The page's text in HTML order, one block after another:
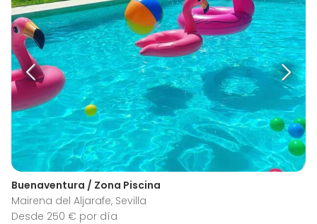
Buenaventura / Zona Piscina
Mairena del Aljarafe, Sevilla
Desde 250 € por día